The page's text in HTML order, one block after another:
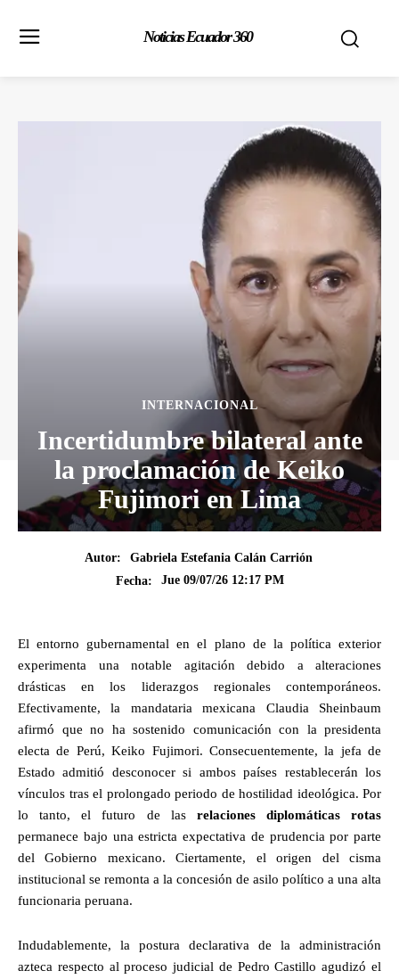
Noticias Ecuador 360
INTERNACIONAL
Incertidumbre bilateral ante
la proclamación de Keiko
Fujimori en Lima
Autor:
Gabriela Estefania Calán Carrión
Fecha:
Jue 09/07/26 12:17 PM
El entorno gubernamental en el plano de la política exterior
experimenta una notable agitación debido a alteraciones
drásticas en los liderazgos regionales contemporáneos.
Efectivamente, la mandataria mexicana Claudia Sheinbaum
afirmó que no ha sostenido comunicación con la presidenta
electa de Perú, Keiko Fujimori. Consecuentemente, la jefa de
Estado admitió desconocer si ambos países restablecerán los
vínculos tras el prolongado periodo de hostilidad ideológica. Por
lo tanto, el futuro de las relaciones diplomáticas rotas
permanece bajo una estricta expectativa de prudencia por parte
del Gobierno mexicano. Ciertamente, el origen del cisma
institucional se remonta a la concesión de asilo político a una alta
funcionaria peruana.
Indudablemente, la postura declarativa de la administración
azteca respecto al proceso judicial de Pedro Castillo agudizó el